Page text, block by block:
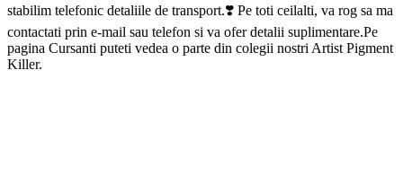
stabilim telefonic detaliile de transport.❣️ Pe toti ceilalti, va rog sa ma
contactati prin e-mail sau telefon si va ofer detalii suplimentare.Pe
pagina Cursanti puteti vedea o parte din colegii nostri Artist Pigment
Killer.